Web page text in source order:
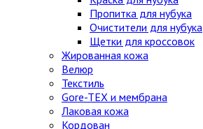
Пропитка для нубука
Очистители для нубука
Щетки для кроссовок
Жированная кожа
Велюр
Текстиль
Gore-TEX и мембрана
Лаковая кожа
Кордован